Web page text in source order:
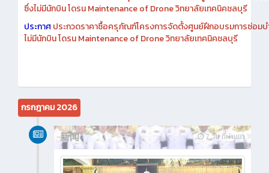
ประกาศประกวดราคาซื้อครุภัณฑ์โครงการจัดตั้งศูนย์ฝึกอบรมการซ่อมบ
ไม่มีนักบิน โดรน Maintenance of Drone วิทยาลัยเทคนิคชลบุรี
กรกฎาคม 2026
新闻